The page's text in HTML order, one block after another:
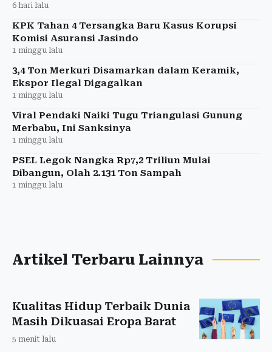
6 hari lalu
KPK Tahan 4 Tersangka Baru Kasus Korupsi
Komisi Asuransi Jasindo
1 minggu lalu
3,4 Ton Merkuri Disamarkan dalam Keramik,
Ekspor Ilegal Digagalkan
1 minggu lalu
Viral Pendaki Naiki Tugu Triangulasi Gunung
Merbabu, Ini Sanksinya
1 minggu lalu
PSEL Legok Nangka Rp7,2 Triliun Mulai
Dibangun, Olah 2.131 Ton Sampah
1 minggu lalu
Artikel Terbaru Lainnya
Kualitas Hidup Terbaik Dunia
Masih Dikuasai Eropa Barat
5 menit lalu